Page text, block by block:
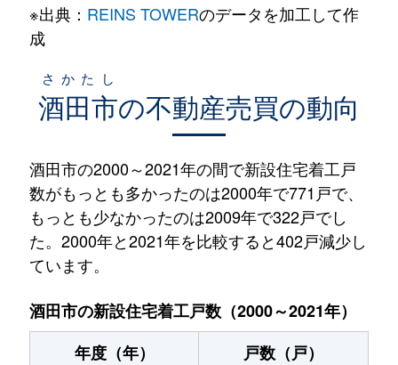
※出典： REINS TOWERのデータを加工して作
成
酒田市
さかたし
の不動産売買の動向
酒田市の2000～2021年の間で新設住宅着工戸
数がもっとも多かったのは2000年で771戸で、
もっとも少なかったのは2009年で322戸でし
た。2000年と2021年を比較すると402戸減少し
ています。
酒田市の新設住宅着工戸数（2000～2021年）
年度（年）
戸数（戸）